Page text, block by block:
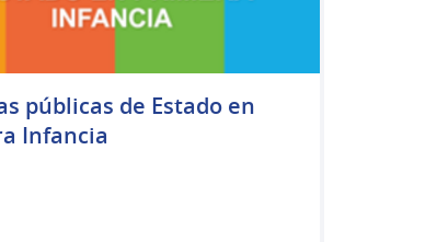
públicas de Estado en
Infancia